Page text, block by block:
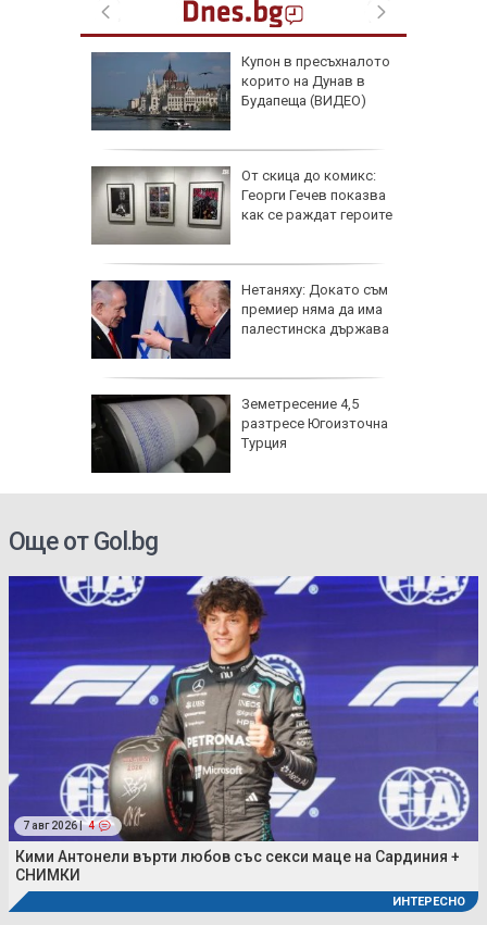
Купон в пресъхналото
корито на Дунав в
Будапеща (ВИДЕО)
От скица до комикс:
Георги Гечев показва
как се раждат героите
Нетаняху: Докато съм
премиер няма да има
палестинска държава
Земетресение 4,5
разтресе Югоизточна
Турция
Още от Gol.bg
7 авг 2026 | 4
Кими Антонели върти любов със секси маце на Сардиния +
СНИМКИ
ИНТЕРЕСНО